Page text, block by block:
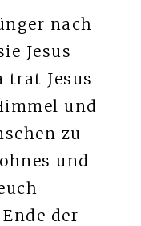
nach
Jesus
trat Jesus
und
zu
und
der